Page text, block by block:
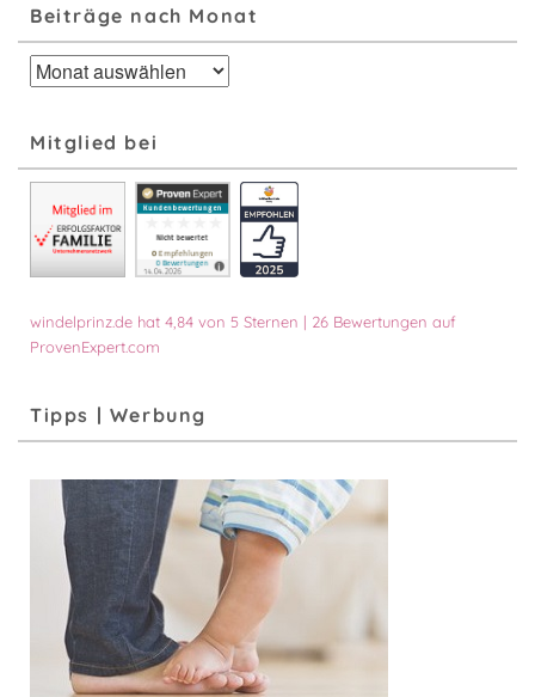
Beiträge nach Monat
Beiträge
nach
Mitglied bei
windelprinz.de hat 4,84 von 5 Sternen | 26 Bewertungen auf
ProvenExpert.com
Tipps | Werbung